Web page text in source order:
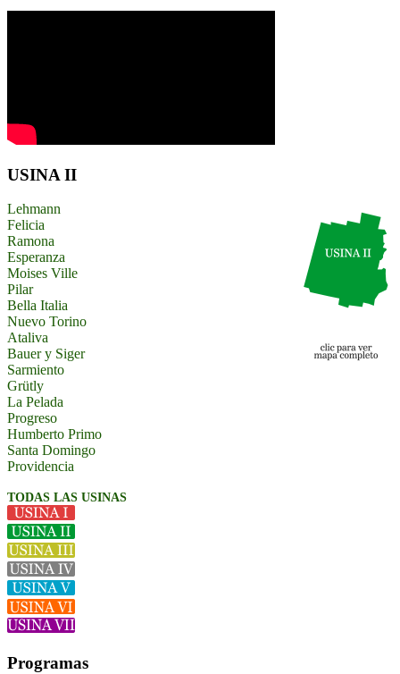
USINA II
Lehmann
Felicia
Ramona
Esperanza
Moises Ville
Pilar
Bella Italia
Nuevo Torino
Ataliva
Bauer y Siger
Sarmiento
Grütly
La Pelada
Progreso
Humberto Primo
Santa Domingo
Providencia
TODAS LAS USINAS
Programas